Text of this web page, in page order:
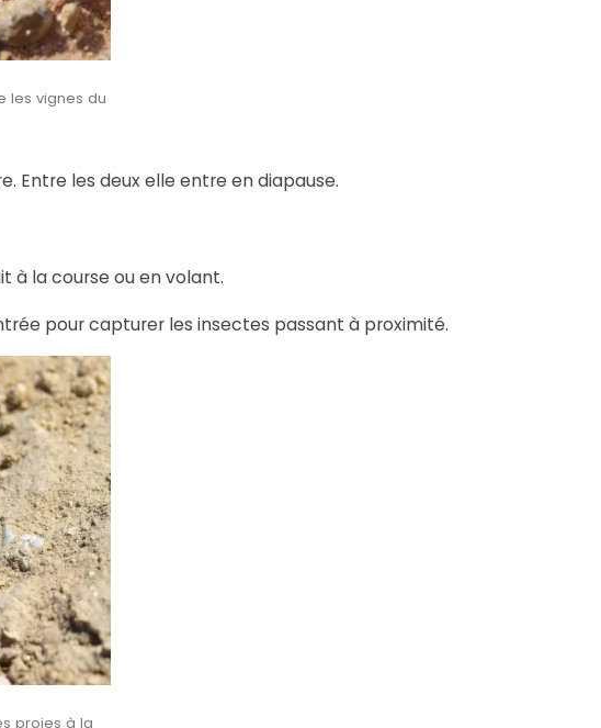
les vignes du
Entre les deux elle entre en diapause.
à la course ou en volant.
pour capturer les insectes passant à proximité.
proies à la